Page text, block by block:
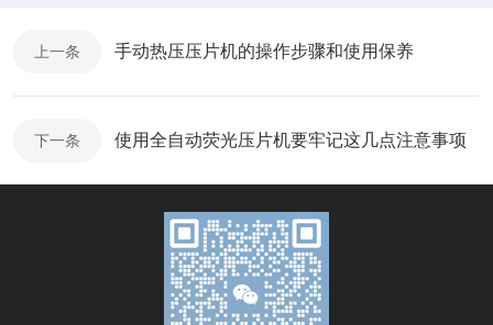
上一条 手动热压压片机的操作步骤和使用保养
下一条 使用全自动荧光压片机要牢记这几点注意事项